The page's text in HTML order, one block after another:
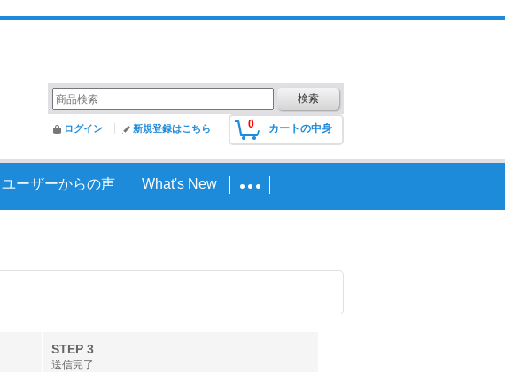
0 カートの中身
ログイン 新規登録はこちら
ユーザーからの声 What's New
STEP 3
送信完了